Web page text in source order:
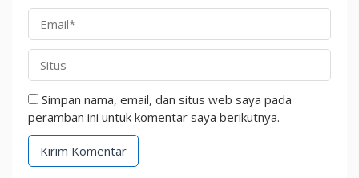
Simpan nama, email, dan situs web saya pada
peramban ini untuk komentar saya berikutnya.